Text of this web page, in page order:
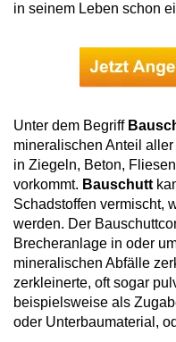
in seinem Leben schon
Unter dem Begriff
mineralischen Anteil
in Ziegeln, Beton,
vorkommt. Bauschutt
Schadstoffen vermischt,
werden. Der
Brecheranlage in oder
mineralischen Abfälle
zerkleinerte, oft sogar
beispielsweise als
oder Unterbaumaterial,